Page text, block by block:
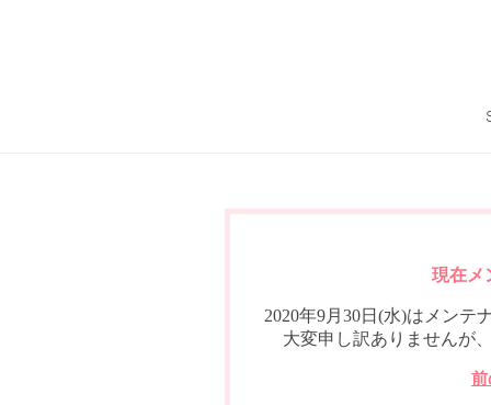
現在メ
2020年9月30日(水)はメンテ
大変申し訳ありませんが
前